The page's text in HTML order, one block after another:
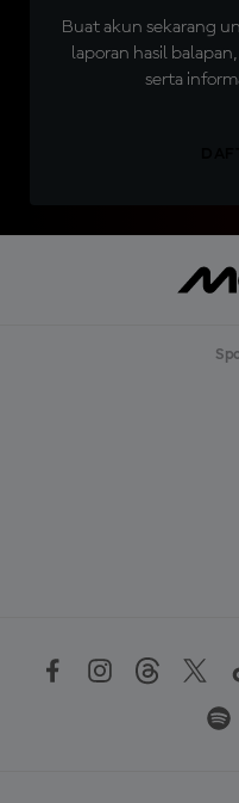
Buat akun sekarang
laporan hasil
serta